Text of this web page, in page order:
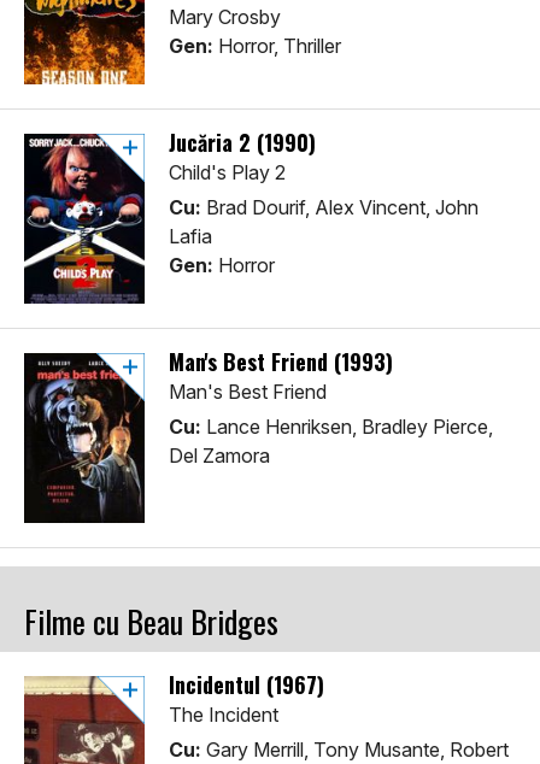
Mary Crosby
Gen: Horror, Thriller
Jucăria 2 (1990)
Child's Play 2
Cu: Brad Dourif, Alex Vincent, John
Lafia
Gen: Horror
Man's Best Friend (1993)
Man's Best Friend
Cu: Lance Henriksen, Bradley Pierce,
Del Zamora
Filme cu Beau Bridges
Incidentul (1967)
The Incident
Cu: Gary Merrill, Tony Musante, Robert